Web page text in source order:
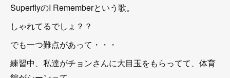
SuperflyのI Rememberという歌。
しゃれてるでしょ？？
でも一つ難点があって・・・
練習中、私達がチョンさんに大目玉をもらってて、体育